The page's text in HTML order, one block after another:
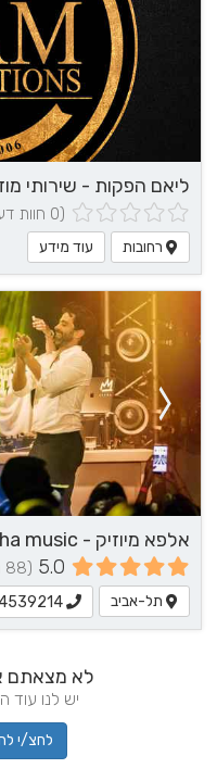
ליאם הפקות - שירותי
(0 חוות דעת)
רחובות עוד מידע
אלפא מיוזיק - Alpha music - שירותי מוזיקה
5.0 (88 חוות דעת)
תל-אביב
לא מצאתם
יש לנו עוד
לחצ/י